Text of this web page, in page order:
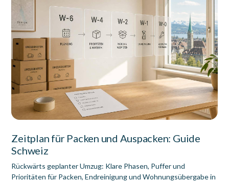
Zeitplan für Packen und Auspacken: Guide
Schweiz
Rückwärts geplanter Umzug: Klare Phasen, Puffer und
Prioritäten für Packen, Endreinigung und Wohnungsübergabe in